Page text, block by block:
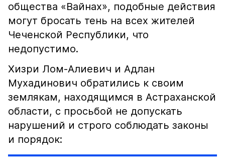
общества «Вайнах», подобные действия
могут бросать тень на всех жителей
Чеченской Республики, что
недопустимо.
Хизри Лом-Алиевич и Адлан
Мухадинович обратились к своим
землякам, находящимся в Астраханской
области, с просьбой не допускать
нарушений и строго соблюдать законы
и порядок: